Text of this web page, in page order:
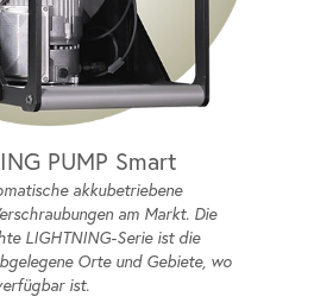
PUMP Smart
akkubetriebene
am Markt. Die
LIGHTNING-Serie ist die
Orte und Gebiete, wo
ist.